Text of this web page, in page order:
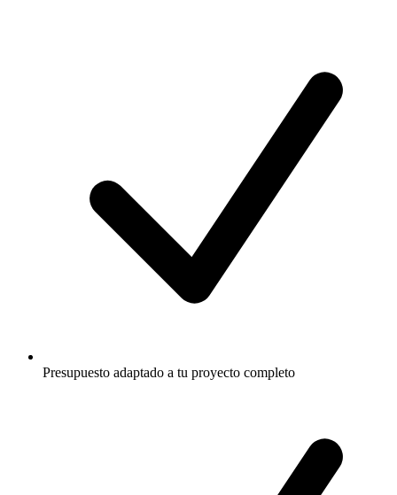
Presupuesto adaptado a tu proyecto completo